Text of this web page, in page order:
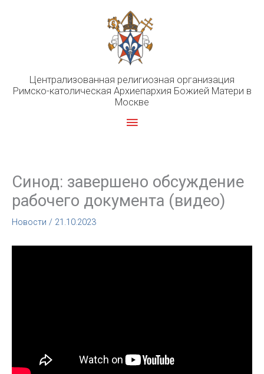
Централизованная религиозная организация
Римско-католическая Архиепархия Божией Матери в
Москве
Главное
Синод: завершено обсуждение
рабочего документа (видео)
Новости / 21.10.2023